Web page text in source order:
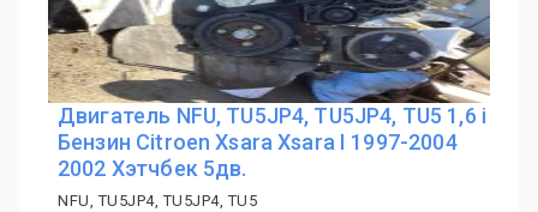
Двигатель NFU, TU5JP4, TU5JP4, TU5 1,6 i
Бензин Citroen Xsara Xsara I 1997-2004
2002 Хэтчбек 5дв.
NFU, TU5JP4, TU5JP4, TU5